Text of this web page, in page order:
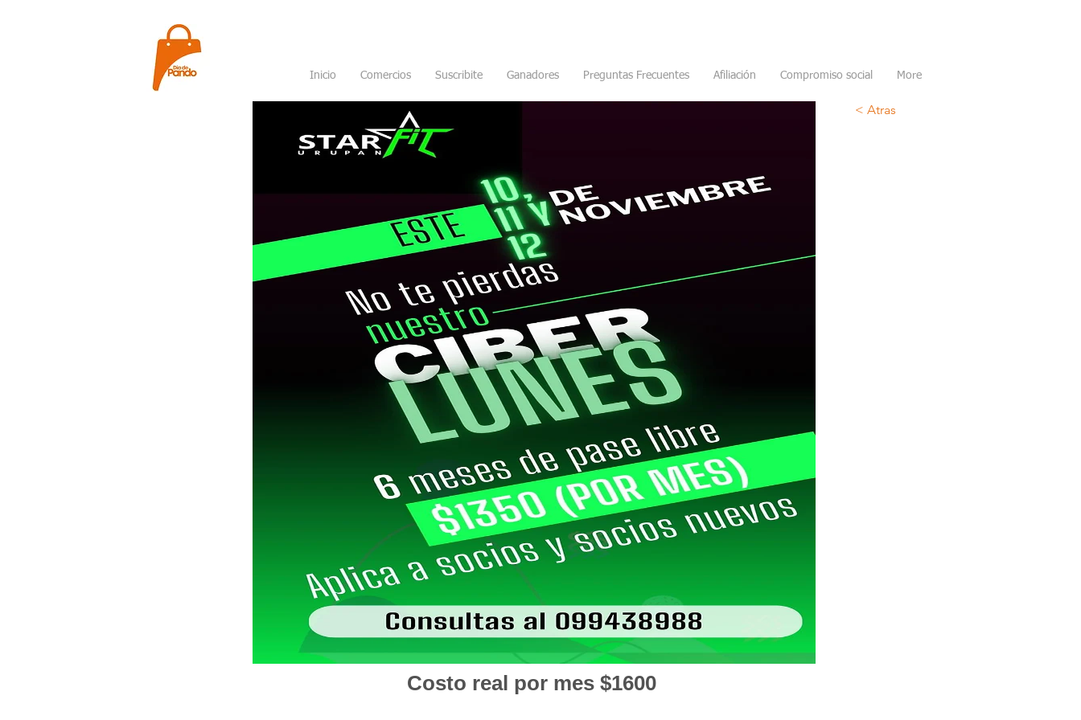
Inicio Comercios Suscribite Ganadores Preguntas Frecuentes Afiliación Compromiso social More
< Atras
6 meses de pase libre en el
gimnasio por $1350 al mes
Costo real por mes $1600